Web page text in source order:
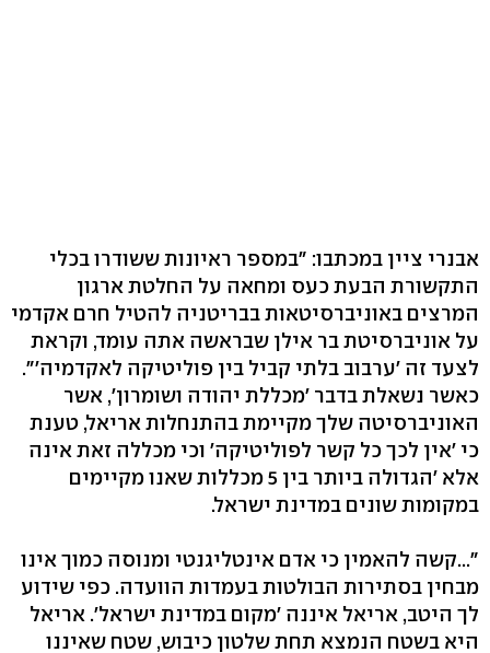
אבנרי ציין במכתבו: "במספר ראיונות ששודרו בכלי
התקשורת הבעת כעס ומחאה על החלטת ארגון
המרצים באוניברסיטאות בבריטניה להטיל חרם אקדמי
על אוניברסיטת בר אילן שבראשה אתה עומד, וקראת
לצעד זה 'ערבוב בלתי קביל בין פוליטיקה לאקדמיה'".
כאשר נשאלת בדבר 'מכללת יהודה ושומרון', אשר
האוניברסיטה שלך מקיימת בהתנחלות אריאל, טענת
כי 'אין לכך כל קשר לפוליטיקה' וכי מכללה זאת אינה
אלא 'הגדולה ביותר בין 5 מכללות שאנו מקיימים
במקומות שונים במדינת ישראל.
"...קשה להאמין כי אדם אינטליגנטי ומנוסה כמוך אינו
מבחין בסתירות הבולטות בעמדות הוועדה. כפי שידוע
לך היטב, אריאל איננה 'מקום במדינת ישראל'. אריאל
היא בשטח הנמצא תחת שלטון כיבוש, שטח שאיננו